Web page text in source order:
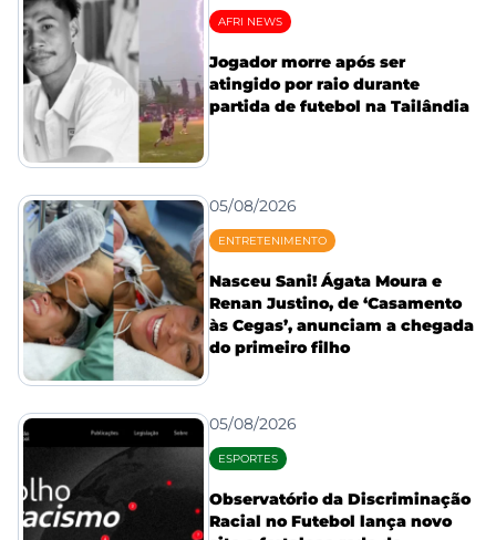
AFRI NEWS
Jogador morre após ser
atingido por raio durante
partida de futebol na Tailândia
05/08/2026
ENTRETENIMENTO
Nasceu Sani! Ágata Moura e
Renan Justino, de ‘Casamento
às Cegas’, anunciam a chegada
do primeiro filho
05/08/2026
ESPORTES
Observatório da Discriminação
Racial no Futebol lança novo